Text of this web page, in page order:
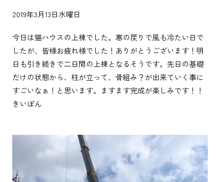
2019年3月13日水曜日
今日は猫ハウスの上棟でした。寒の戻りで風も冷たい日で
したが、皆様お疲れ様でした！ありがとうございます！明
日も引き続きで二日間の上棟となるそうです。先日の基礎
だけの状態から、柱が立って、骨組み？が出来ていく事に
すごいなぁ！と思います。ますます完成が楽しみです！！
きいぽん